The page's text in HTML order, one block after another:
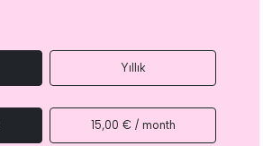
Yıllık
15,00 € / month